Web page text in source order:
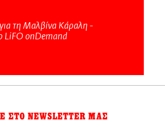
τη Μαλβίνα Κάραλη -
LiFO onDemand
ΣΤΟ NEWSLETTER ΜΑΣ